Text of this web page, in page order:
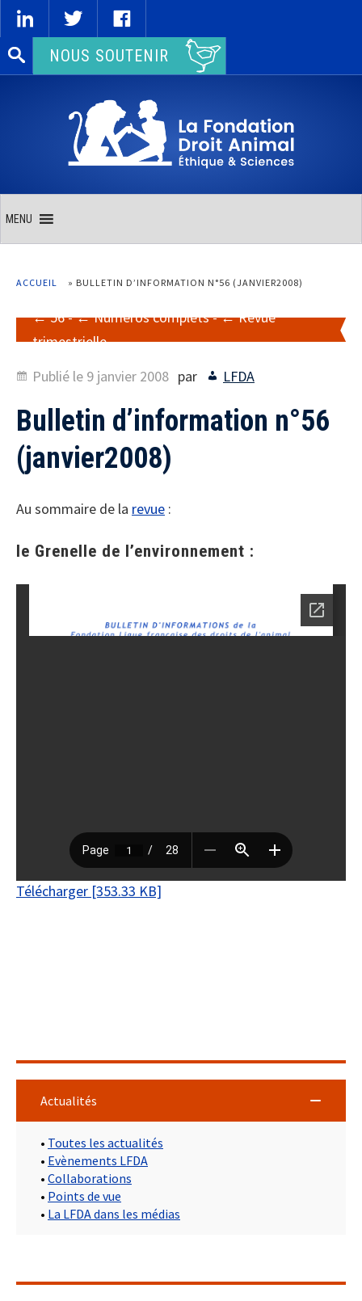
Rechercher :NOUS SOUTENIR
MENU
ACCUEIL » BULLETIN D’INFORMATION N°56 (JANVIER2008)
56- Numéros complets-
Revue
trimestrielle
Publié le 9 janvier 2008 par LFDA
Bulletin d’information n°56
(janvier2008)
Au sommaire de la revue :
le Grenelle de l’environnement :
Télécharger [353.33 KB]
Actualités
• Toutes les actualités
• Evènements LFDA
• Collaborations
• Points de vue
• La LFDA dans les médias